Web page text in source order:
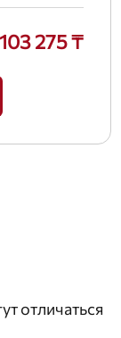
103 275 ₸
отличаться